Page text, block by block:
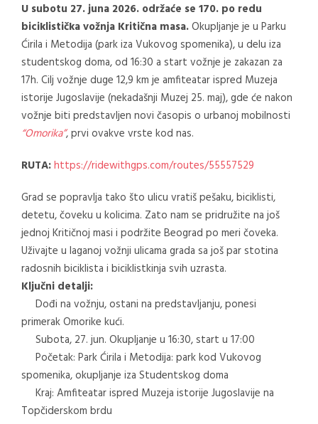
U subotu 27. juna 2026. održaće se 170. po redu
biciklistička vožnja Kritična masa.Okupljanje je u Parku
Ćirila i Metodija (park iza Vukovog spomenika), u delu iza
studentskog doma, od 16:30 a start vožnje je zakazan za
17h. Cilj vožnje duge 12,9 km je amfiteatar ispred Muzeja
istorije Jugoslavije (nekadašnji Muzej 25. maj), gde će nakon
vožnje biti predstavljen novi časopis o urbanoj mobilnosti
“Omorika”, prvi ovakve vrste kod nas.
RUTA:https://ridewithgps.com/routes/55557529
Grad se popravlja tako što ulicu vratiš pešaku, biciklisti,
detetu, čoveku u kolicima. Zato nam se pridružite na još
jednoj Kritičnoj masi i podržite Beograd po meri čoveka.
Uživajte u laganoj vožnji ulicama grada sa još par stotina
radosnih biciklista i biciklistkinja svih uzrasta.
Ključni detalji:
Dođi na vožnju, ostani na predstavljanju, ponesi
primerak Omorike kući.
Subota, 27. jun. Okupljanje u 16:30, start u 17:00
Početak: Park Ćirila i Metodija: park kod Vukovog
spomenika, okupljanje iza Studentskog doma
Kraj: Amfiteatar ispred Muzeja istorije Jugoslavije na
Topčiderskom brdu